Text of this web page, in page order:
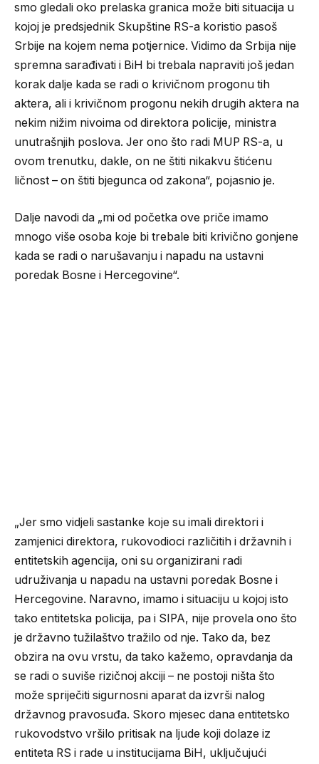
smo gledali oko prelaska granica može biti situacija u
kojoj je predsjednik Skupštine RS-a koristio pasoš
Srbije na kojem nema potjernice. Vidimo da Srbija nije
spremna sarađivati i BiH bi trebala napraviti još jedan
korak dalje kada se radi o krivičnom progonu tih
aktera, ali i krivičnom progonu nekih drugih aktera na
nekim nižim nivoima od direktora policije, ministra
unutrašnjih poslova. Jer ono što radi MUP RS-a, u
ovom trenutku, dakle, on ne štiti nikakvu štićenu
ličnost – on štiti bjegunca od zakona“, pojasnio je.
Dalje navodi da „mi od početka ove priče imamo
mnogo više osoba koje bi trebale biti krivično gonjene
kada se radi o narušavanju i napadu na ustavni
poredak Bosne i Hercegovine“.
„Jer smo vidjeli sastanke koje su imali direktori i
zamjenici direktora, rukovodioci različitih i državnih i
entitetskih agencija, oni su organizirani radi
udruživanja u napadu na ustavni poredak Bosne i
Hercegovine. Naravno, imamo i situaciju u kojoj isto
tako entitetska policija, pa i SIPA, nije provela ono što
je državno tužilaštvo tražilo od nje. Tako da, bez
obzira na ovu vrstu, da tako kažemo, opravdanja da
se radi o suviše rizičnoj akciji – ne postoji ništa što
može spriječiti sigurnosni aparat da izvrši nalog
državnog pravosuđa. Skoro mjesec dana entitetsko
rukovodstvo vršilo pritisak na ljude koji dolaze iz
entiteta RS i rade u institucijama BiH, uključujući